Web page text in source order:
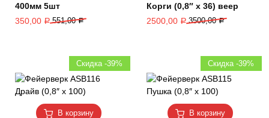
400мм 5шт
551,00Р
350,00 Р
Корги (0,8″ х 36) веер
3500,00Р
2500,00 Р
В корзину
Скидка -39%
В корзину
Скидка -39%